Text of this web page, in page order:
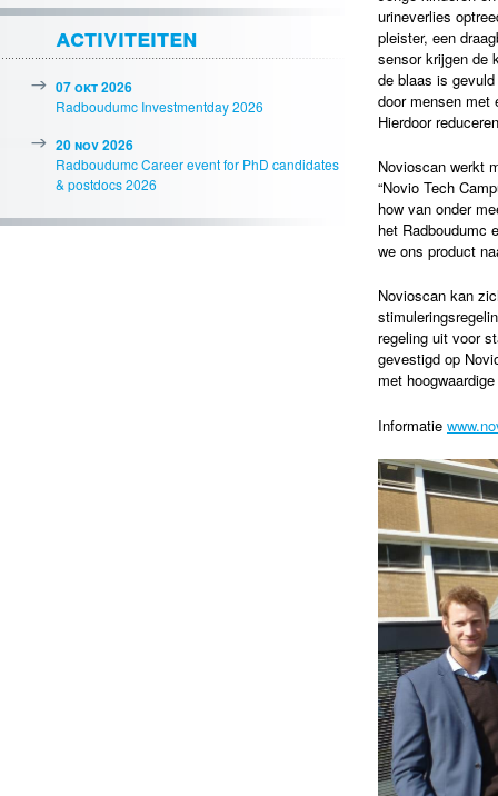
urineverlies
pleister, een
sensor krijgen de
de blaas is
door mensen met
Hierdoor
Novioscan werkt
“Novio Tech
how van onder
het Radboudumc
we ons product
Novioscan kan
regeling uit voor
gevestigd op
met
Informatie
activiteiten
07 okt 2026
Radboudumc Investmentday 2026
20 nov 2026
Radboudumc Career event for PhD candidates
& postdocs 2026